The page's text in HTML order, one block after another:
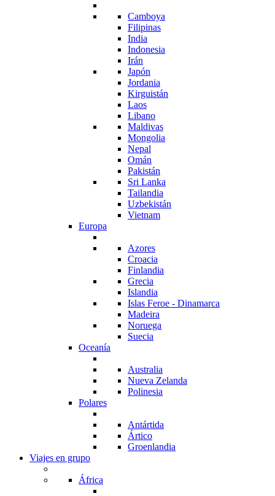
Camboya
Filipinas
India
Indonesia
Irán
Japón
Jordania
Kirguistán
Laos
Libano
Maldivas
Mongolia
Nepal
Omán
Pakistán
Sri Lanka
Tailandia
Uzbekistán
Vietnam
Europa
Azores
Croacia
Finlandia
Grecia
Islandia
Islas Feroe - Dinamarca
Madeira
Noruega
Suecia
Oceanía
Australia
Nueva Zelanda
Polinesia
Polares
Antártida
Ártico
Groenlandia
Viajes en grupo
África